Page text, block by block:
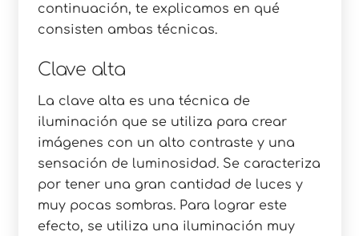
continuación, te explicamos en qué
consisten ambas técnicas.
Clave alta
La clave alta es una técnica de
iluminación que se utiliza para crear
imágenes con un alto contraste y una
sensación de luminosidad. Se caracteriza
por tener una gran cantidad de luces y
muy pocas sombras. Para lograr este
efecto, se utiliza una iluminación muy